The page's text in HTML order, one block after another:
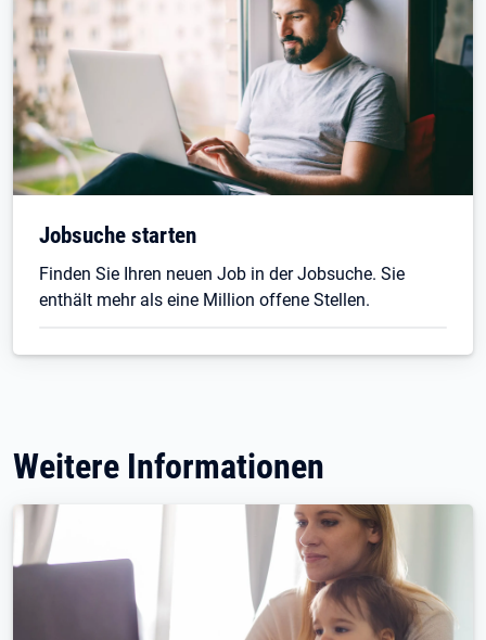
Jobsuche starten
Finden Sie Ihren neuen Job in der Jobsuche. Sie
enthält mehr als eine Million offene Stellen.
Weitere Informationen